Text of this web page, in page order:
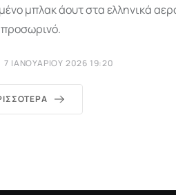
μπλακ άουτ στα ελληνικά
προσωρινό.
7 ΙΑΝΟΥΑΡΊΟΥ 2026 19:20